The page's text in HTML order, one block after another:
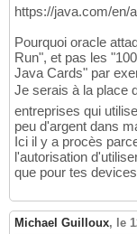
https://java.com/en/
Pourquoi oracle
Run", et pas les
Java Cards" par
Je serais à la place
entreprises qui
peu d'argent dans
Ici il y a procès
l'autorisation
que pour tes
Michael Guilloux, le